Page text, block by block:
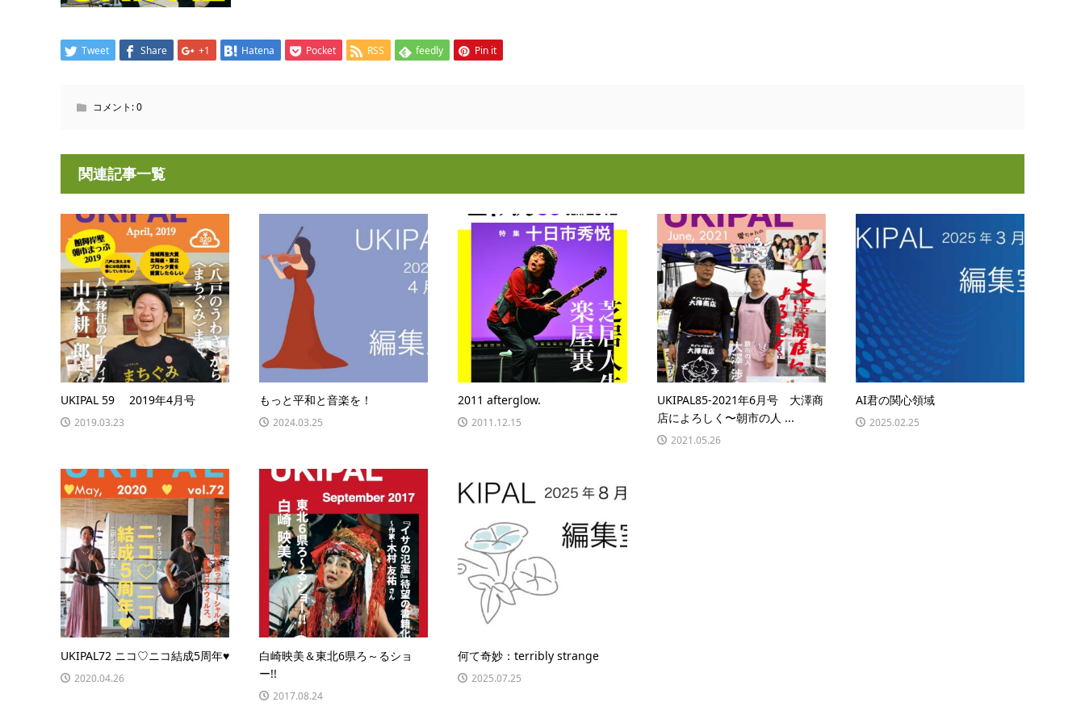
Tweet Share +1 Hatena Pocket RSS feedly Pin it
コメント:0
関連記事一覧
UKIPAL 59 2019年4月号
2019.03.23
もっと平和と音楽を！
2024.03.25
2011 afterglow.
2011.12.15
UKIPAL85-2021年6月号 大澤商
店によろしく〜朝市の人 ...
2021.05.26
AI君の関心領域
2025.02.25
UKIPAL72 ニコ♡ニコ結成5周年♥
2020.04.26
白崎映美＆東北6県ろ～るショ
ー!!
2017.08.24
何て奇妙：terribly strange
2025.07.25